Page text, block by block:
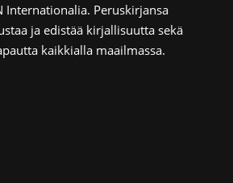
Internationalia. Peruskirjansa
ja edistää kirjallisuutta sekä
kaikkialla maailmassa.